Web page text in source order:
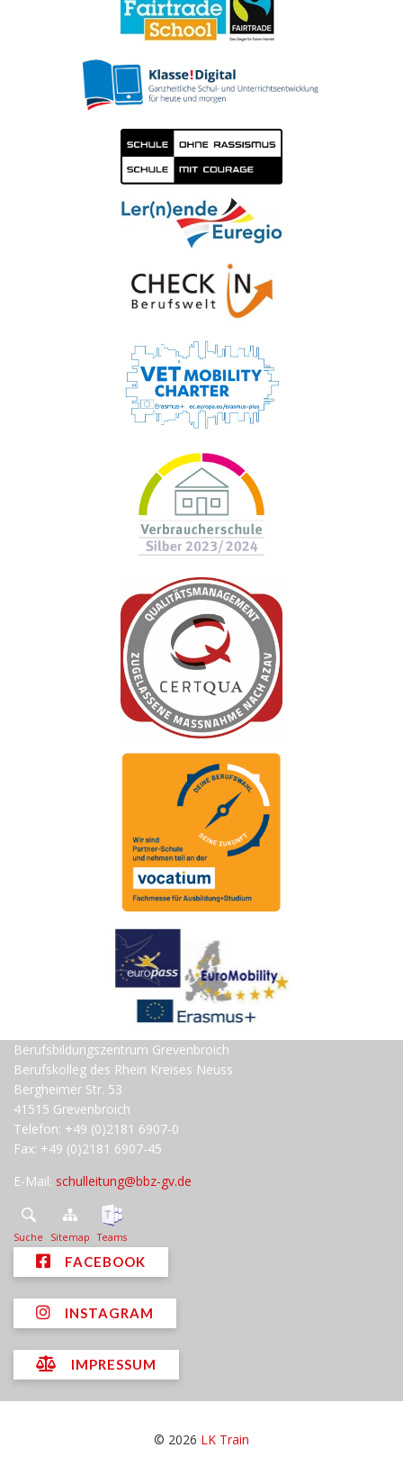
Berufsbildungszentrum Grevenbroich
Berufskolleg des Rhein Kreises Neuss
Bergheimer Str. 53
41515 Grevenbroich
Telefon: +49 (0)2181 6907-0
Fax: +49 (0)2181 6907-45
E-Mail: schulleitung@bbz-gv.de
Suche Sitemap Teams
FACEBOOK
INSTAGRAM
IMPRESSUM
© 2026 LK Train